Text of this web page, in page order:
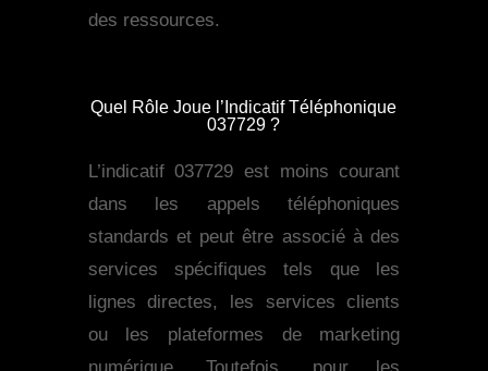
des ressources.
Quel Rôle Joue l’Indicatif Téléphonique
037729 ?
L’indicatif 037729 est moins courant
dans les appels téléphoniques
standards et peut être associé à des
services spécifiques tels que les
lignes directes, les services clients
ou les plateformes de marketing